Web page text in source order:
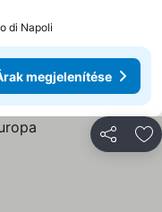
di Napoli
megjelenítése